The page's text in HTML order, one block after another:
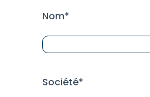
Nom*
Société*